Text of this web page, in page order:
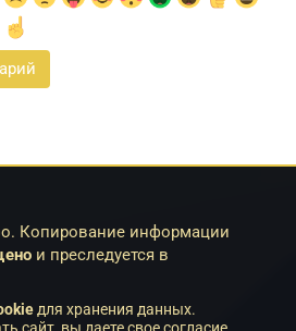
Копирование информации
и преследуется в
для хранения данных.